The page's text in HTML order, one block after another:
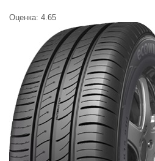
Оценка: 4.65